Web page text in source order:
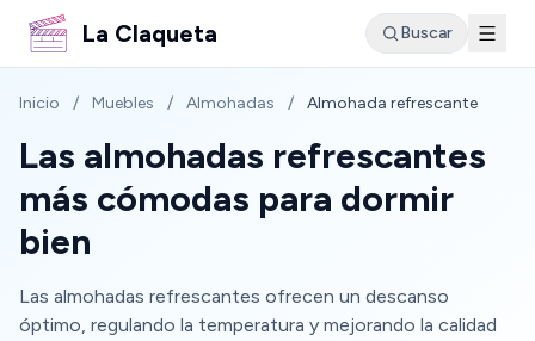
La Claqueta Buscar
Inicio / Muebles / Almohadas / Almohada refrescante
Las almohadas refrescantes
más cómodas para dormir
bien
Las almohadas refrescantes ofrecen un descanso
óptimo, regulando la temperatura y mejorando la calidad